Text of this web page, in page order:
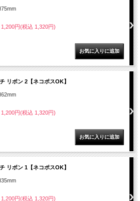
円(税込 1,320円)
リボン 2【ネコポスOK】
円(税込 1,320円)
リボン 1【ネコポスOK】
円(税込 1,320円)